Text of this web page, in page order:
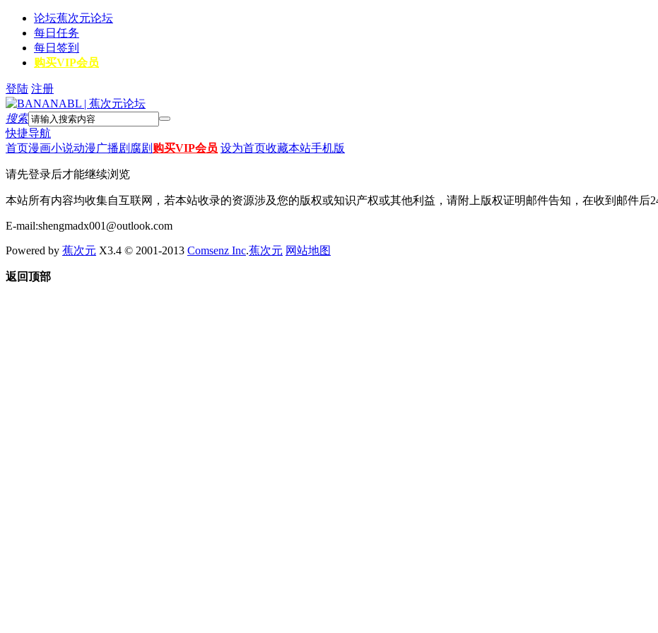
论坛蕉次元论坛
每日任务
每日签到
购买VIP会员
登陆 注册
搜索
快捷导航
首页漫画小说动漫广播剧 腐剧 购买VIP会员 设为首页收藏本站手机版
请先登录后才能继续浏览
本站所有内容均收集自互联网，若本站收录的资源涉及您的版权或知识产权或其他利益，请附上版权证明邮件告知，在收到邮件后
E-mail:shengmadx001@outlook.com
Powered by 蕉次元 X3.4 © 2001-2013 Comsenz Inc.蕉次元 网站地图
返回顶部